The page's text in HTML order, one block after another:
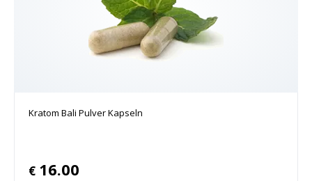
Kratom Bali Pulver Kapseln
€ 16.00